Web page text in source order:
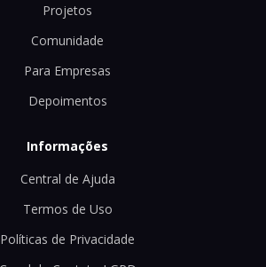
Projetos
Comunidade
Para Empresas
Depoimentos
Informações
Central de Ajuda
Termos de Uso
Políticas de Privacidade